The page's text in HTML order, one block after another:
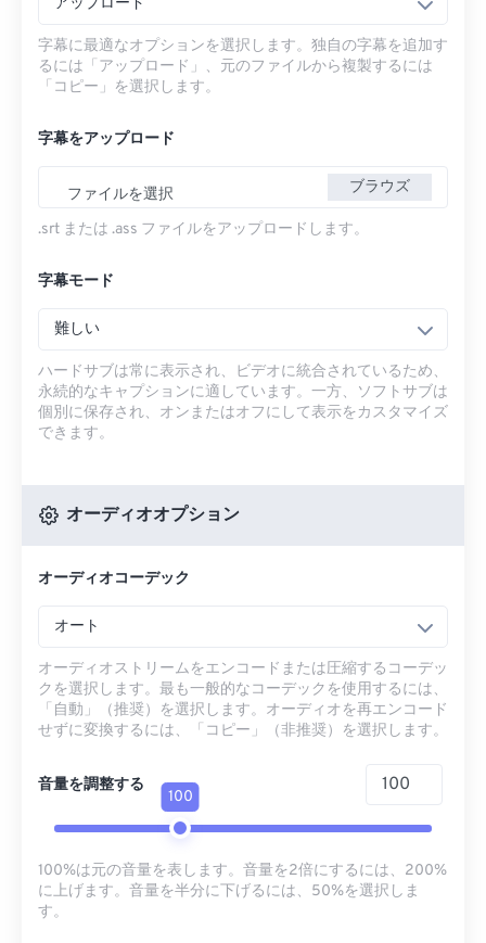
アップロード
字幕に最適なオプションを選択します。独自の字幕を追加す
るには「アップロード」、元のファイルから複製するには
「コピー」を選択します。
字幕をアップロード
ファイルを選択 ブラウズ
.srt または .ass ファイルをアップロードします。
字幕モード
難しい
ハードサブは常に表示され、ビデオに統合されているため、
永続的なキャプションに適しています。一方、ソフトサブは
個別に保存され、オンまたはオフにして表示をカスタマイズ
できます。
オーディオオプション
オーディオコーデック
オート
オーディオストリームをエンコードまたは圧縮するコーデッ
クを選択します。最も一般的なコーデックを使用するには、
「自動」（推奨）を選択します。オーディオを再エンコード
せずに変換するには、「コピー」（非推奨）を選択します。
音量を調整する
100
100%は元の音量を表します。音量を2倍にするには、200%
に上げます。音量を半分に下げるには、50%を選択しま
す。